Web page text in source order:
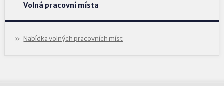
Volná pracovní místa
Nabídka volných pracovních míst